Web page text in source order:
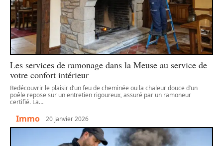
Les services de ramonage dans la Meuse au service de
votre confort intérieur
Redécouvrir le plaisir d’un feu de cheminée ou la chaleur douce d’un
poêle repose sur un entretien rigoureux, assuré par un ramoneur
certifié. La…
Immo 20 janvier 2026